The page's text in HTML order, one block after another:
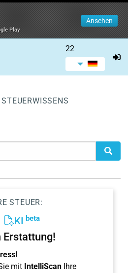
Play
Ansehen
22
STEUER:
KI beta
Erstattung!
mit IntelliScan Ihre